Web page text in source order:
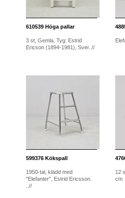
610539 Höga pallar
3 st, Gemla, Tyg: Estrid
Ericson (1894-1981), Sver..//
599376 Kökspall
1950-tal, klädd med
"Elefanter", Estrid Ericsson.
..//
12
cm